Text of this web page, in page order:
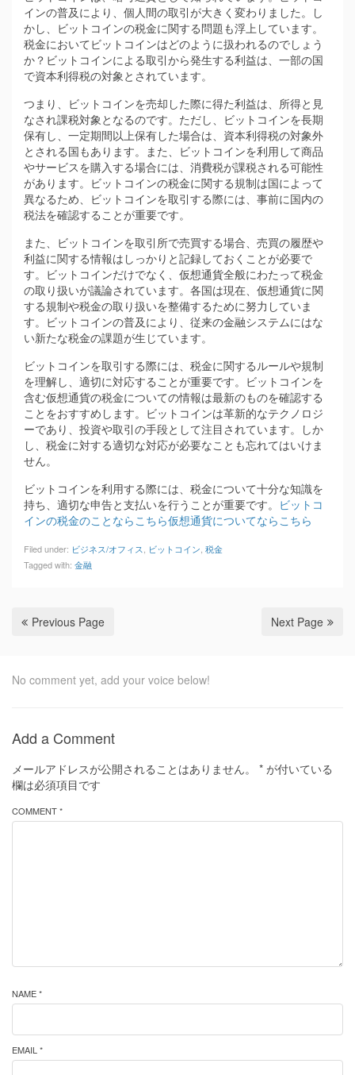
インの普及により、個人間の取引が大きく変わりました。し
かし、ビットコインの税金に関する問題も浮上しています。
税金においてビットコインはどのように扱われるのでしょう
か？ビットコインによる取引から発生する利益は、一部の国
で資本利得税の対象とされています。
つまり、ビットコインを売却した際に得た利益は、所得と見
なされ課税対象となるのです。ただし、ビットコインを長期
保有し、一定期間以上保有した場合は、資本利得税の対象外
とされる国もあります。また、ビットコインを利用して商品
やサービスを購入する場合には、消費税が課税される可能性
があります。ビットコインの税金に関する規制は国によって
異なるため、ビットコインを取引する際には、事前に国内の
税法を確認することが重要です。
また、ビットコインを取引所で売買する場合、売買の履歴や
利益に関する情報はしっかりと記録しておくことが必要で
す。ビットコインだけでなく、仮想通貨全般にわたって税金
の取り扱いが議論されています。各国は現在、仮想通貨に関
する規制や税金の取り扱いを整備するために努力していま
す。ビットコインの普及により、従来の金融システムにはな
い新たな税金の課題が生じています。
ビットコインを取引する際には、税金に関するルールや規制
を理解し、適切に対応することが重要です。ビットコインを
含む仮想通貨の税金についての情報は最新のものを確認する
ことをおすすめします。ビットコインは革新的なテクノロジ
ーであり、投資や取引の手段として注目されています。しか
し、税金に対する適切な対応が必要なことも忘れてはいけま
せん。
ビットコインを利用する際には、税金について十分な知識を
持ち、適切な申告と支払いを行うことが重要です。 ビットコ
インの税金のことならこちら仮想通貨についてならこちら
Filed under: ビジネス/オフィス ビットコイン 税金
Tagged with: 金融
Previous Page Next Page
No comment yet, add your voice below!
Add a Comment
メールアドレスが公開されることはありません。 * が付いている
欄は必須項目です
COMMENT *
NAME *
EMAIL *